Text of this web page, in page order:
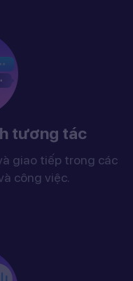
tương tác
giao tiếp trong các
công việc.